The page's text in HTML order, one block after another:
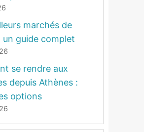
marchés de
un guide complet
se rendre aux
depuis Athènes :
options